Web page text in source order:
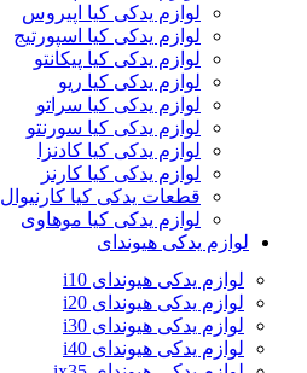
لوازم یدکی کیا اپیروس
لوازم یدکی کیا اسپورتیج
لوازم یدکی کیا پیکانتو
لوازم یدکی کیا ریو
لوازم یدکی کیا سراتو
لوازم یدکی کیا سورنتو
لوازم یدکی کیا کادنزا
لوازم یدکی کیا کارنز
قطعات یدکی کیا کارنیوال
لوازم یدکی کیا موهاوی
لوازم یدکی هیوندای
لوازم یدکی هیوندای i10
لوازم یدکی هیوندای i20
لوازم یدکی هیوندای i30
لوازم یدکی هیوندای i40